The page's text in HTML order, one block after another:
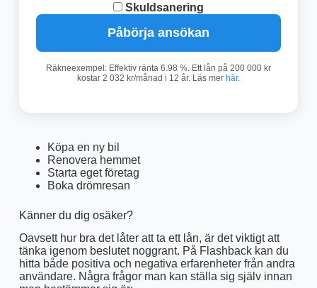
Skuldsanering
Påbörja ansökan
Räkneexempel: Effektiv ränta 6.98 %. Ett lån på 200 000 kr
kostar 2 032 kr/månad i 12 år. Läs mer här.
Köpa en ny bil
Renovera hemmet
Starta eget företag
Boka drömresan
Känner du dig osäker?
Oavsett hur bra det låter att ta ett lån, är det viktigt att
tänka igenom beslutet noggrant. På Flashback kan du
hitta både positiva och negativa erfarenheter från andra
användare. Några frågor man kan ställa sig själv innan